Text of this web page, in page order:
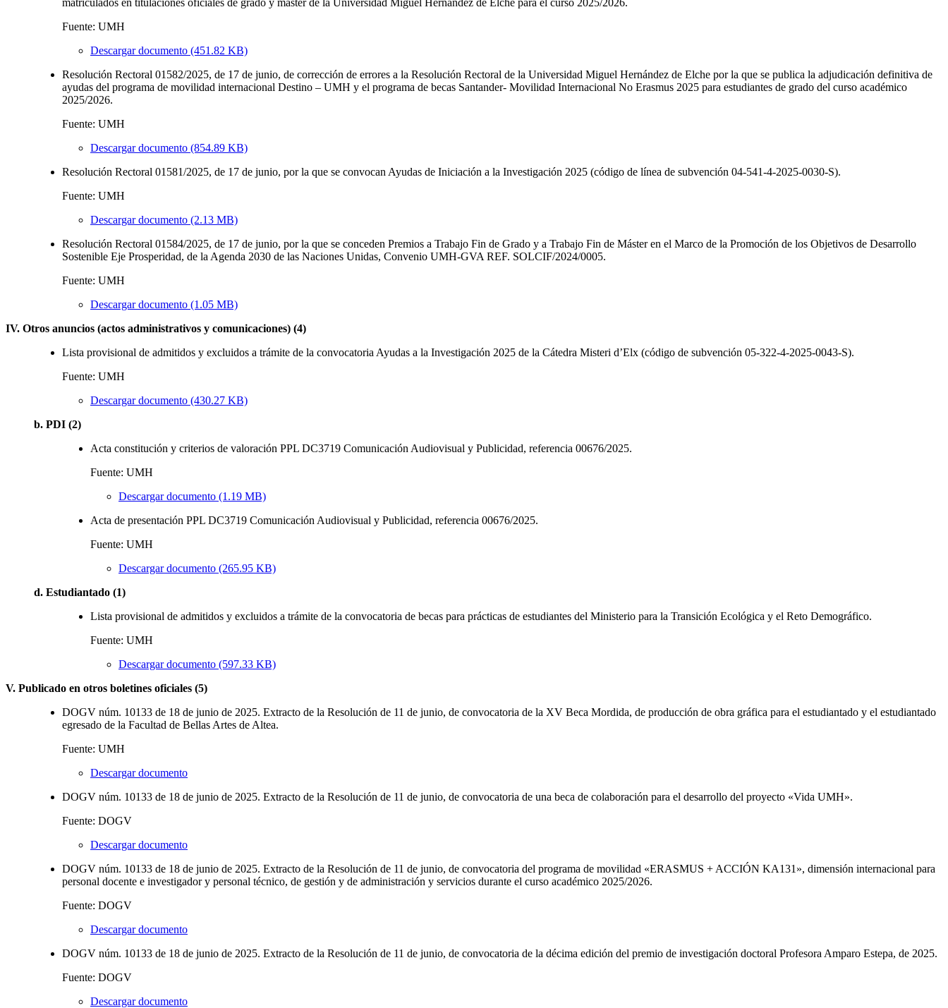
Fuente: UMH
Descargar documento (451.82 KB)
Resolución Rectoral 01582/2025, de 17 de junio, de corrección de errores a la Resolución Rectoral de la Universidad Miguel Hernández de Elche por la que se publica la adjudicación definitiva de
ayudas del programa de movilidad internacional Destino – UMH y el programa de becas Santander- Movilidad Internacional No Erasmus 2025 para estudiantes de grado del curso académico
2025/2026.
Fuente: UMH
Descargar documento (854.89 KB)
Resolución Rectoral 01581/2025, de 17 de junio, por la que se convocan Ayudas de Iniciación a la Investigación 2025 (código de línea de subvención 04-541-4-2025-0030-S).
Fuente: UMH
Descargar documento (2.13 MB)
Resolución Rectoral 01584/2025, de 17 de junio, por la que se conceden Premios a Trabajo Fin de Grado y a Trabajo Fin de Máster en el Marco de la Promoción de los Objetivos de Desarrollo
Sostenible Eje Prosperidad, de la Agenda 2030 de las Naciones Unidas, Convenio UMH-GVA REF. SOLCIF/2024/0005.
Fuente: UMH
Descargar documento (1.05 MB)
IV. Otros anuncios (actos administrativos y comunicaciones) (4)
Lista provisional de admitidos y excluidos a trámite de la convocatoria Ayudas a la Investigación 2025 de la Cátedra Misteri d’Elx (código de subvención 05-322-4-2025-0043-S).
Fuente: UMH
Descargar documento (430.27 KB)
b. PDI (2)
Acta constitución y criterios de valoración PPL DC3719 Comunicación Audiovisual y Publicidad, referencia 00676/2025.
Fuente: UMH
Descargar documento (1.19 MB)
Acta de presentación PPL DC3719 Comunicación Audiovisual y Publicidad, referencia 00676/2025.
Fuente: UMH
Descargar documento (265.95 KB)
d. Estudiantado (1)
Lista provisional de admitidos y excluidos a trámite de la convocatoria de becas para prácticas de estudiantes del Ministerio para la Transición Ecológica y el Reto Demográfico.
Fuente: UMH
Descargar documento (597.33 KB)
V. Publicado en otros boletines oficiales (5)
DOGV núm. 10133 de 18 de junio de 2025. Extracto de la Resolución de 11 de junio, de convocatoria de la XV Beca Mordida, de producción de obra gráfica para el estudiantado y el estudiantado
egresado de la Facultad de Bellas Artes de Altea.
Fuente: UMH
Descargar documento
DOGV núm. 10133 de 18 de junio de 2025. Extracto de la Resolución de 11 de junio, de convocatoria de una beca de colaboración para el desarrollo del proyecto «Vida UMH».
Fuente: DOGV
Descargar documento
DOGV núm. 10133 de 18 de junio de 2025. Extracto de la Resolución de 11 de junio, de convocatoria del programa de movilidad «ERASMUS + ACCIÓN KA131», dimensión internacional para
personal docente e investigador y personal técnico, de gestión y de administración y servicios durante el curso académico 2025/2026.
Fuente: DOGV
Descargar documento
DOGV núm. 10133 de 18 de junio de 2025. Extracto de la Resolución de 11 de junio, de convocatoria de la décima edición del premio de investigación doctoral Profesora Amparo Estepa, de 2025.
Fuente: DOGV
Descargar documento